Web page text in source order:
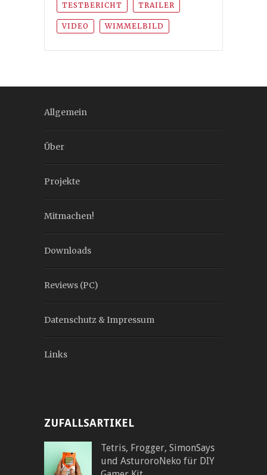
TESTBERICHT TRAILER
VIDEO WIMMELBILD
Allgemein
Über
Projekte
Mitmachen!
Downloads
Reviews (PC)
Datenschutz & Impressum
Links
ZUFALLSARTIKEL
Tetris, Frogger, SimonSays
und AsturoroNeko für DIY